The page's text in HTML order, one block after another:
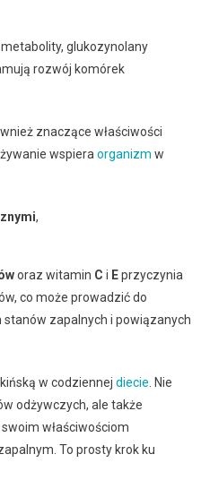
glukozynolany
rozwój komórek
znaczące właściwości
wspiera organizm w
,
oraz witamin C i Eprzyczynia
co może prowadzić do
zapalnych i powiązanych
w codziennej diecie . Nie
odżywczych, ale także
właściwościom
To prosty krok ku